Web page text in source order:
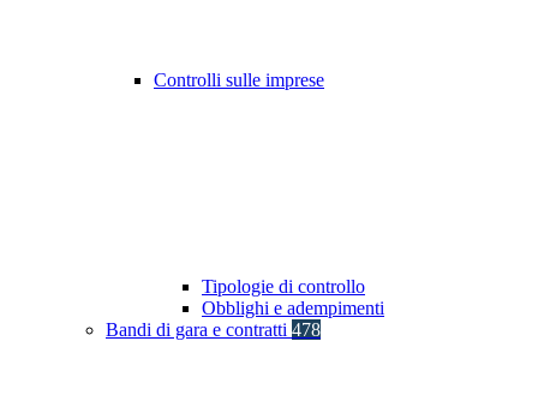
Controlli sulle imprese
Tipologie di controllo
Obblighi e adempimenti
Bandi di gara e contratti 478